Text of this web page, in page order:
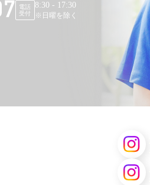
電話
受付
8:30 - 17:30
※日曜を除く